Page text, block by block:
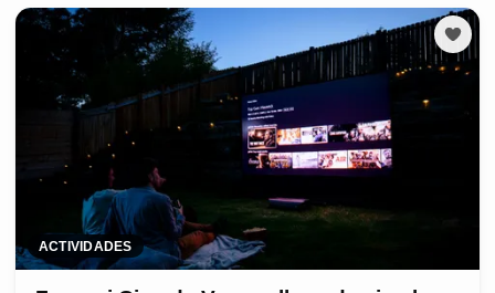
ACTIVIDADES